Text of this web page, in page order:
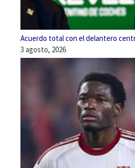
Acuerdo total con el delantero
3 agosto, 2026